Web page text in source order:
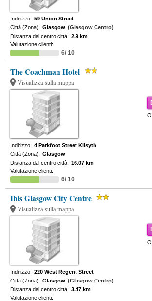
Indirizzo: 59 Union Street
Città (Zona): Glasgow (Glasgow Centro)
Distanza dal centro città: 2.9 km
Valutazione clienti:
6/ 10
The Coachman Hotel
Visualizza sulla mappa
Indirizzo: 4 Parkfoot Street Kilsyth
Città (Zona): Glasgow
Distanza dal centro città: 16.07 km
Valutazione clienti:
6/ 10
Ibis Glasgow City Centre
Visualizza sulla mappa
Indirizzo: 220 West Regent Street
Città (Zona): Glasgow (Glasgow Centro)
Distanza dal centro città: 3.47 km
Valutazione clienti: